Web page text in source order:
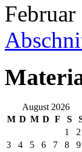
August 2026
M D M D F S
1
2
3
4 5 6 7 8
9